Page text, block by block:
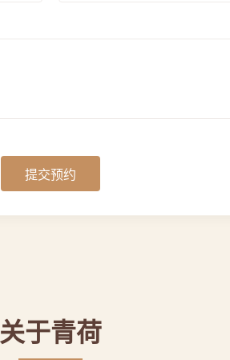
提交预约
关于青荷